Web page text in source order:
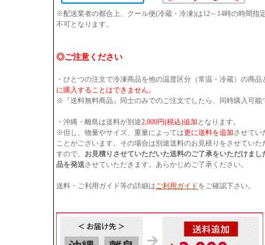
※配送業者の都合上、クール便(冷蔵・冷凍)は12～14時の時間
不可となります。
◎ご注意ください
・ひとつの注文で冷凍商品を他の温度区分（常温・冷蔵）の商品
に購入することはできません。
※『送料無料商品』同士のみでのご注文でしたら、同時購入可能
・沖縄・離島は送料が別途2,000円(税込)追加 となります。
※但し、物量やサイズ、重量によっては更に送料を追加させてい
ことがございます。その場合は別途送料のお見積りをさせていた
すので、 お見積りさせていただいた送料のご了承をいただけまし
品を発送させていただきます。あらかじめご了承ください。
送料・ご利用ガイド等の詳細はご利用ガイドをご確認下さい。